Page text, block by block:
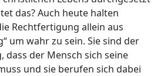
das? Auch heute halten
Rechtfertigung allein aus
um wahr zu sein. Sie sind der
dass der Mensch sich seine
und sie berufen sich dabei